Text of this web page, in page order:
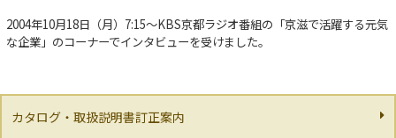
2004年10月18日（月）7:15～KBS京都ラジオ番組の「京滋で活躍する元気
な企業」のコーナーでインタビューを受けました。
カタログ・取扱説明書訂正案内